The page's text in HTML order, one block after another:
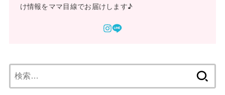
け情報をママ目線でお届けします♪
索: